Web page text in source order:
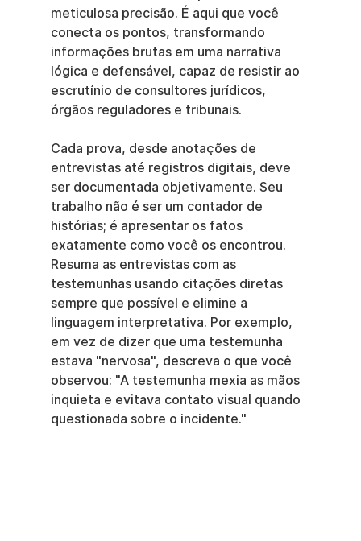
meticulosa precisão. É aqui que você
conecta os pontos, transformando
informações brutas em uma narrativa
lógica e defensável, capaz de resistir ao
escrutínio de consultores jurídicos,
órgãos reguladores e tribunais.
Cada prova, desde anotações de
entrevistas até registros digitais, deve
ser documentada objetivamente. Seu
trabalho não é ser um contador de
histórias; é apresentar os fatos
exatamente como você os encontrou.
Resuma as entrevistas com as
testemunhas usando citações diretas
sempre que possível e elimine a
linguagem interpretativa. Por exemplo,
em vez de dizer que uma testemunha
estava "nervosa", descreva o que você
observou: "A testemunha mexia as mãos
inquieta e evitava contato visual quando
questionada sobre o incidente."